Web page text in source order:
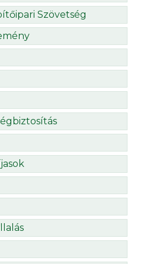
Szövetség